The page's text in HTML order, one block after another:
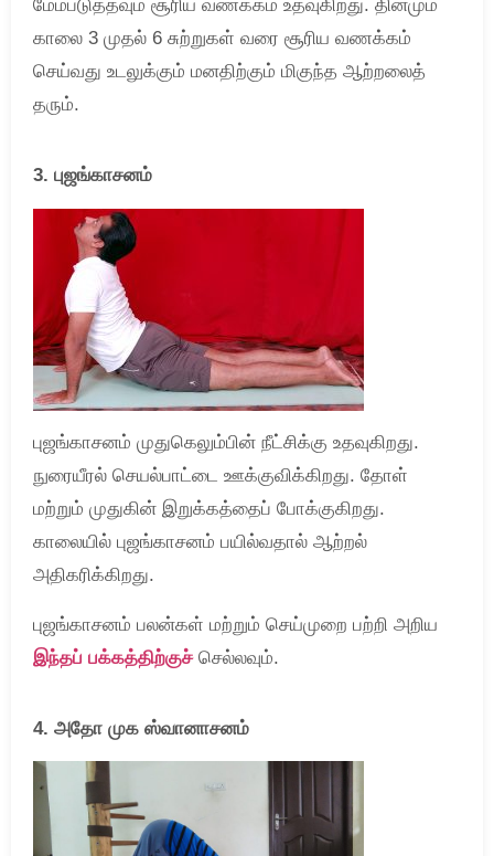
மேம்படுத்தவும் சூரிய வணக்கம் உதவுகிறது. தினமும்
காலை 3 முதல் 6 சுற்றுகள் வரை சூரிய வணக்கம்
செய்வது உடலுக்கும் மனதிற்கும் மிகுந்த ஆற்றலைத்
தரும்.
3. புஜங்காசனம்
புஜங்காசனம் முதுகெலும்பின் நீட்சிக்கு உதவுகிறது.
நுரையீரல் செயல்பாட்டை ஊக்குவிக்கிறது. தோள்
மற்றும் முதுகின் இறுக்கத்தைப் போக்குகிறது.
காலையில் புஜங்காசனம் பயில்வதால் ஆற்றல்
அதிகரிக்கிறது.
புஜங்காசனம் பலன்கள் மற்றும் செய்முறை பற்றி அறிய
இந்தப் பக்கத்திற்குச்செல்லவும்.
4. அதோ முக ஸ்வானாசனம்